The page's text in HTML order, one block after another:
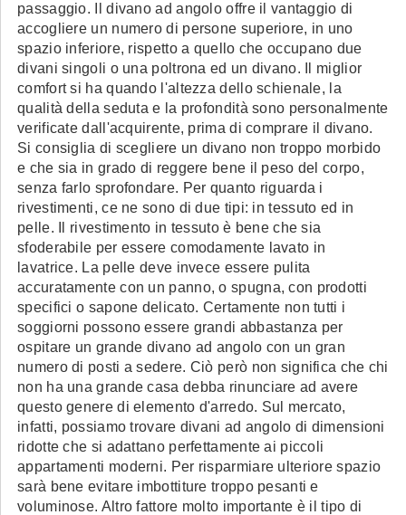
passaggio. Il divano ad angolo offre il vantaggio di
accogliere un numero di persone superiore, in uno
spazio inferiore, rispetto a quello che occupano due
divani singoli o una poltrona ed un divano. Il miglior
comfort si ha quando l'altezza dello schienale, la
qualità della seduta e la profondità sono personalmente
verificate dall'acquirente, prima di comprare il divano.
Si consiglia di scegliere un divano non troppo morbido
e che sia in grado di reggere bene il peso del corpo,
senza farlo sprofondare. Per quanto riguarda i
rivestimenti, ce ne sono di due tipi: in tessuto ed in
pelle. Il rivestimento in tessuto è bene che sia
sfoderabile per essere comodamente lavato in
lavatrice. La pelle deve invece essere pulita
accuratamente con un panno, o spugna, con prodotti
specifici o sapone delicato. Certamente non tutti i
soggiorni possono essere grandi abbastanza per
ospitare un grande divano ad angolo con un gran
numero di posti a sedere. Ciò però non significa che chi
non ha una grande casa debba rinunciare ad avere
questo genere di elemento d'arredo. Sul mercato,
infatti, possiamo trovare divani ad angolo di dimensioni
ridotte che si adattano perfettamente ai piccoli
appartamenti moderni. Per risparmiare ulteriore spazio
sarà bene evitare imbottiture troppo pesanti e
voluminose. Altro fattore molto importante è il tipo di